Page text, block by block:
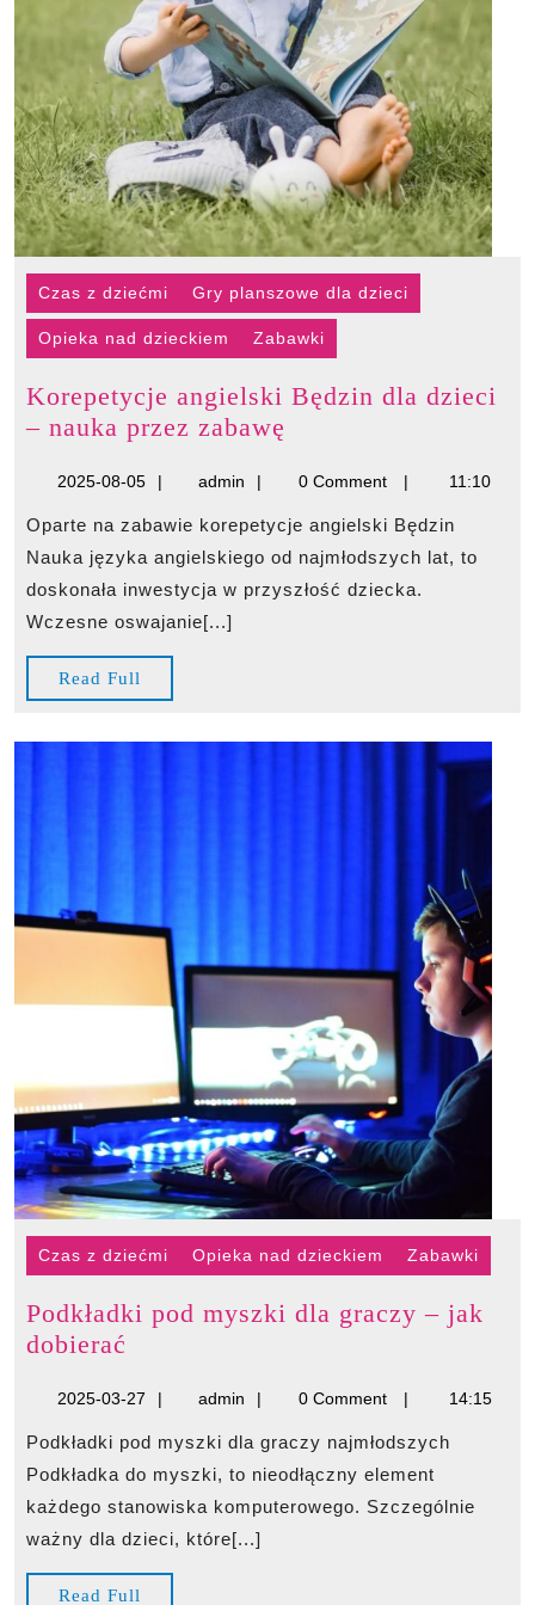
Czas z dziećmi Gry planszowe dla dzieci
Opieka nad dzieckiem Zabawki
Korepetycje angielski Będzin dla dzieci
– nauka przez zabawę
Będzin
dla
dzieci
–
2025-08-052025-
05
admin admin 0 Comment 11:10
Oparte na zabawie korepetycje angielski Będzin
Nauka języka angielskiego od najmłodszych lat, to
doskonała inwestycja w przyszłość dziecka.
Wczesne oswajanie[...]
Read Full
Full
Czas z dziećmi Opieka nad dzieckiem Zabawki
Podkładki pod myszki dla graczy – jak
dobierać
myszki
dla
graczy
–
jak
2025-03-272025-
27
admin admin 0 Comment 14:15
Podkładki pod myszki dla graczy najmłodszych
Podkładka do myszki, to nieodłączny element
każdego stanowiska komputerowego. Szczególnie
ważny dla dzieci, które[...]
Read Full